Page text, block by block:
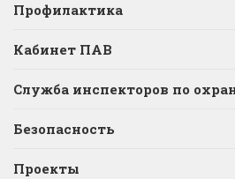
Профилактика
Кабинет ПАВ
Служба инспекторов по
Безопасность
Проекты